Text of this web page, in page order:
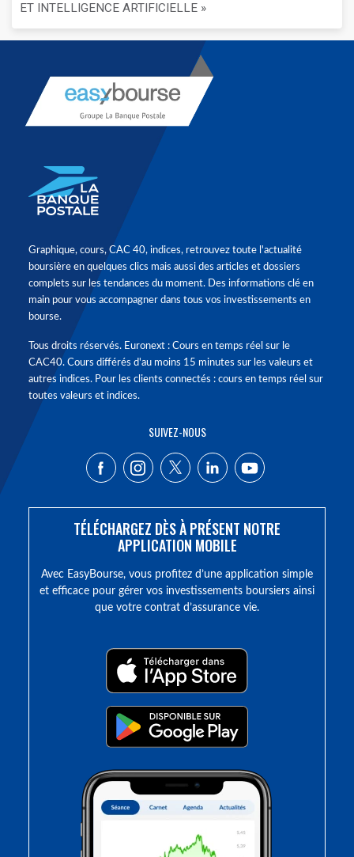
ET INTELLIGENCE ARTIFICIELLE »
Graphique, cours, CAC 40, indices, retrouvez toute l'actualité
boursière en quelques clics mais aussi des articles et dossiers
complets sur les tendances du moment. Des informations clé en
main pour vous accompagner dans tous vos investissements en
bourse.
Tous droits réservés. Euronext : Cours en temps réel sur le
CAC40. Cours différés d'au moins 15 minutes sur les valeurs et
autres indices. Pour les clients connectés : cours en temps réel sur
toutes valeurs et indices.
SUIVEZ-NOUS
TÉLÉCHARGEZ DÈS À PRÉSENT NOTRE
APPLICATION MOBILE
Avec EasyBourse, vous profitez d’une application simple
et efficace pour gérer vos investissements boursiers ainsi
que votre contrat d’assurance vie.